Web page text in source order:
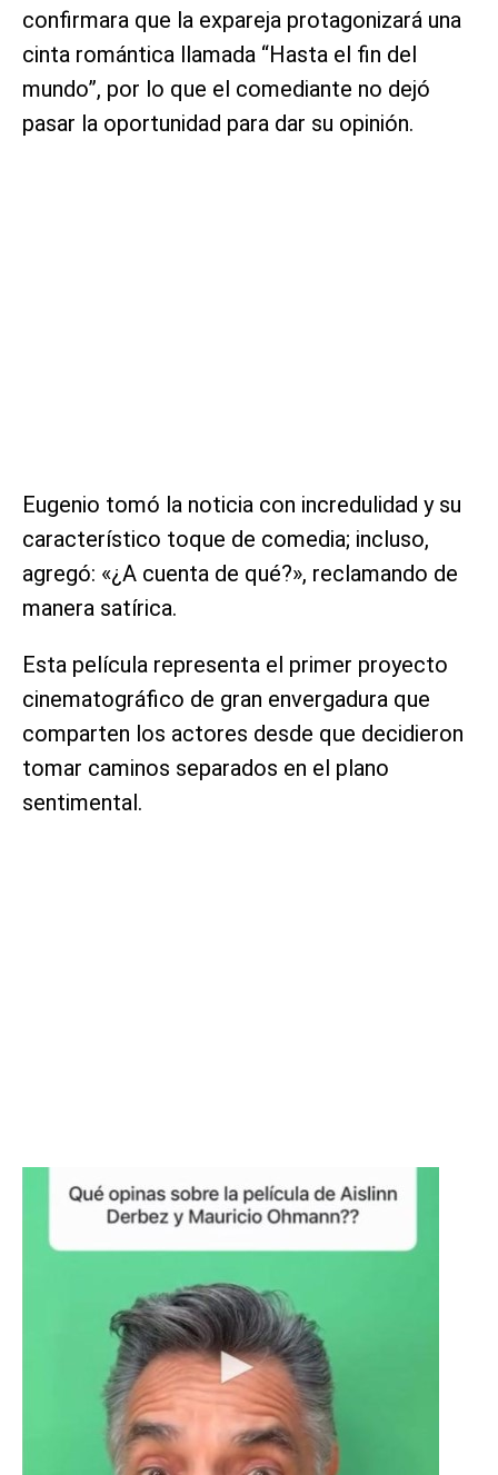
confirmara que la expareja protagonizará una
cinta romántica llamada “Hasta el fin del
mundo”, por lo que el comediante no dejó
pasar la oportunidad para dar su opinión.
Eugenio tomó la noticia con incredulidad y su
característico toque de comedia; incluso,
agregó: «¿A cuenta de qué?», reclamando de
manera satírica.
Esta película representa el primer proyecto
cinematográfico de gran envergadura que
comparten los actores desde que decidieron
tomar caminos separados en el plano
sentimental.